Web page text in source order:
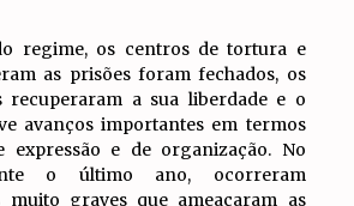
regime, os centros de tortura e
as prisões foram fechados, os
recuperaram a sua liberdade e o
avanços importantes em termos
expressão e de organização. No
o último ano, ocorreram
muito graves que ameaçaram as